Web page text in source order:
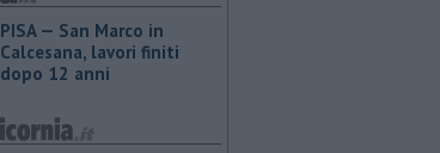
PISA — San Marco in
Calcesana, lavori finiti
dopo 12 anni